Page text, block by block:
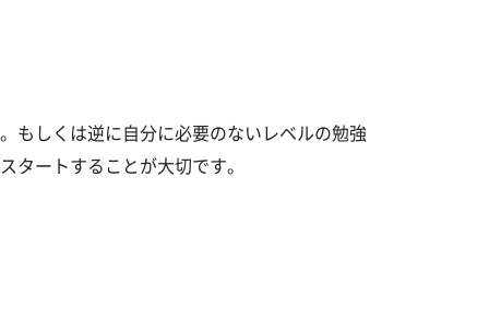
もしくは逆に自分に必要のないレベルの勉強
ートすることが大切です。